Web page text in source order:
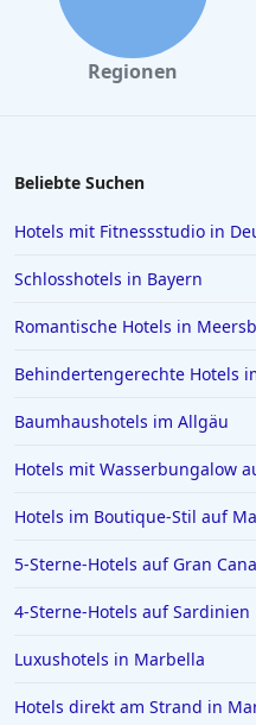
Hotels in Marsa Alam
Hotels in Darmstadt
Hotels in Sölden
Hotels in Wiesbaden
Hotels in Essen
Hotels in Griechenland
Hotels in Greifswald
Hotels in Bad Homburg
Hotels in Neuss
Hotels in Ägypten
Hotels in Varadero
Regionen
Beliebte Suchen
Hotels mit Fitnessstudio in
Schlosshotels in Bayern
Romantische Hotels in
Behindertengerechte Hotels
Baumhaushotels im Allgäu
Hotels mit Wasserbungalow
Hotels im Boutique-Stil auf
5-Sterne-Hotels auf Gran
4-Sterne-Hotels auf Sardinien
Luxushotels in Marbella
Hotels direkt am Strand in